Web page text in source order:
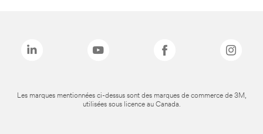
Les marques mentionnées ci-dessus sont des marques de commerce de 3M,
utilisées sous licence au Canada.